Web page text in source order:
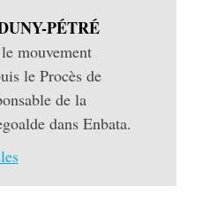
PÉTRÉ
mouvement
le Procès de
de la
dans Enbata.